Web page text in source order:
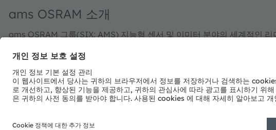
ams OSRAM 소개
ams OSRAM 그룹(SIX: AMS) 지능형 센서 및 이미터 분야의 세계적인 리
ams OSRAM은 빛에 지능을 더하고 혁신에 열정을 더해 인류의 삶을 풍
리의 핵심 역량은 센서와 광원 기술에 대한 상상력, 엔지니어링에 대한 전
자동차, 산업, 산업 및 의료 분야의 고객들이 시장경쟁력을 가질 수 있도
을 줄이면서 건강, 안전, 편의 측면에서 삶의 질을 유의미하게 향상시키는
요롭게 하기 위해 센싱, 조명과 시각화의 혁신에 역량을 집중하고 있습니